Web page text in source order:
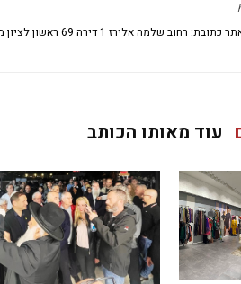
1 דירה 69 ראשון לציון מיקוד: 7533696 ישראל
עוד מאותו הכותב